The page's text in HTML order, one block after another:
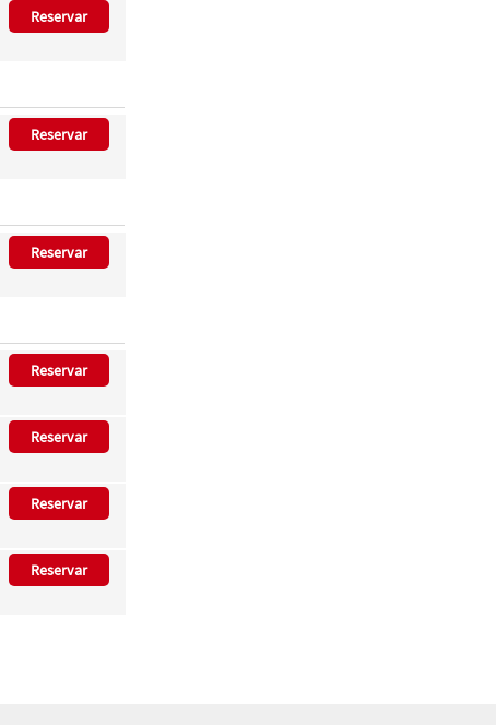
Reservar
Reservar
Reservar
Reservar
Reservar
Reservar
Reservar